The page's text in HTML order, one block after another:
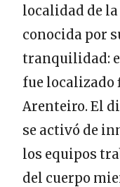
localidad de
conocida por
tranquilidad:
fue localizado
Arenteiro. El
se activó de
los equipos
del cuerpo